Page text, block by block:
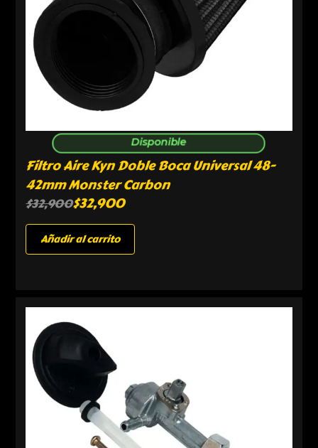
Disponible
Filtro Aire Kyn Doble Boca Universal 48-
42mm Monster Carbon
$32,900$32,900
Añadir al carrito